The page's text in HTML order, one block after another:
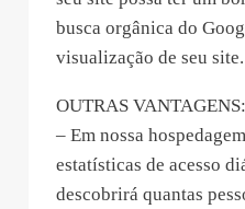
busca orgânica do
visualização de seu site.
OUTRAS VANTAGENS:
– Em nossa
estatísticas de acesso
descobrirá quantas